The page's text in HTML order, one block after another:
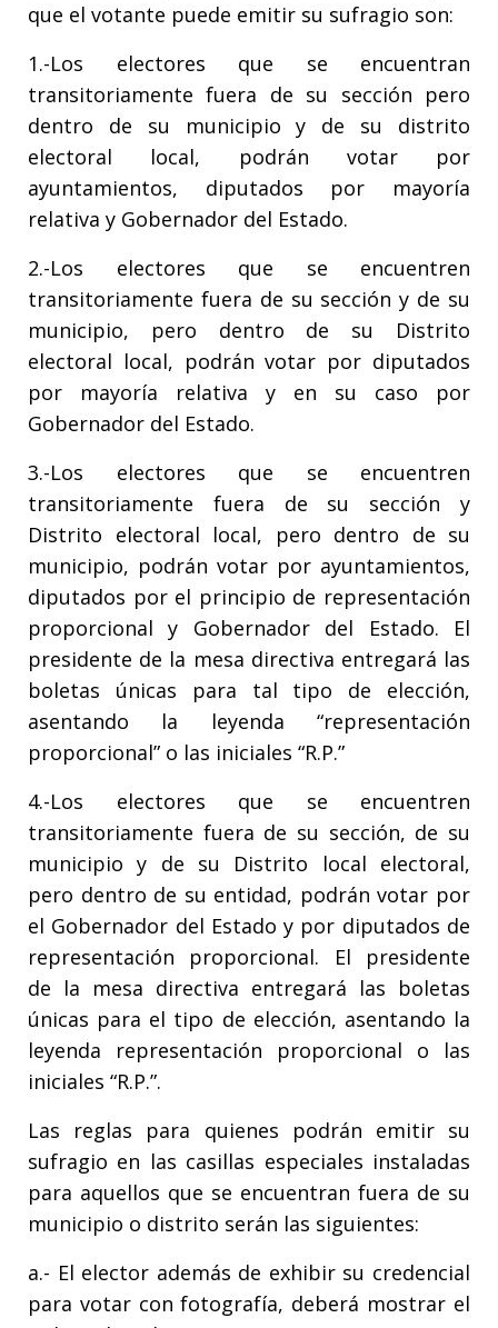
que el votante puede emitir su sufragio son:
1.-Los electores que se encuentran
transitoriamente fuera de su sección pero
dentro de su municipio y de su distrito
electoral local, podrán votar por
ayuntamientos, diputados por mayoría
relativa y Gobernador del Estado.
2.-Los electores que se encuentren
transitoriamente fuera de su sección y de su
municipio, pero dentro de su Distrito
electoral local, podrán votar por diputados
por mayoría relativa y en su caso por
Gobernador del Estado.
3.-Los electores que se encuentren
transitoriamente fuera de su sección y
Distrito electoral local, pero dentro de su
municipio, podrán votar por ayuntamientos,
diputados por el principio de representación
proporcional y Gobernador del Estado. El
presidente de la mesa directiva entregará las
boletas únicas para tal tipo de elección,
asentando la leyenda “representación
proporcional” o las iniciales “R.P.”
4.-Los electores que se encuentren
transitoriamente fuera de su sección, de su
municipio y de su Distrito local electoral,
pero dentro de su entidad, podrán votar por
el Gobernador del Estado y por diputados de
representación proporcional. El presidente
de la mesa directiva entregará las boletas
únicas para el tipo de elección, asentando la
leyenda representación proporcional o las
iniciales “R.P.”.
Las reglas para quienes podrán emitir su
sufragio en las casillas especiales instaladas
para aquellos que se encuentran fuera de su
municipio o distrito serán las siguientes:
a.- El elector además de exhibir su credencial
para votar con fotografía, deberá mostrar el